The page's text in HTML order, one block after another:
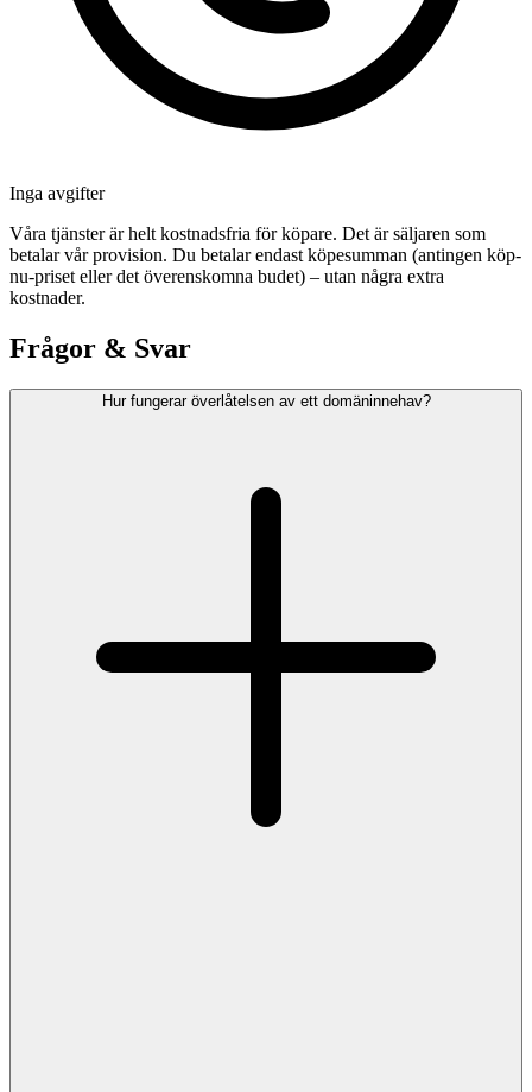
Inga avgifter
Våra tjänster är helt kostnadsfria för köpare. Det är säljaren som
betalar vår provision. Du betalar endast köpesumman (antingen köp-
nu-priset eller det överenskomna budet) – utan några extra
kostnader.
Frågor & Svar
Hur fungerar överlåtelsen av ett domäninnehav?